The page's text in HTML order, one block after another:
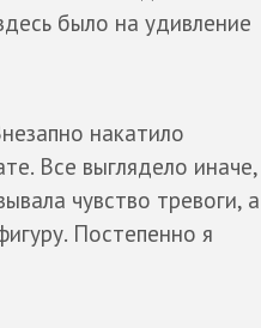
было на удивление
накатило
Все выглядело иначе,
чувство тревоги, а
Постепенно я